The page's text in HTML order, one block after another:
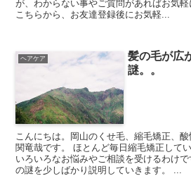
が、わからない事やご質問があればお気軽
こちらから、お友達登録後にお気軽...
ヘアケア
髪の毛が広
謎。。
こんにちは。岡山のくせ毛、縮毛矯正、
関竜哉です。 ほとんど毎日縮毛矯正して
いろいろなお悩みやご相談を受けるわけ
の謎を少しばかり説明していきます。 ...